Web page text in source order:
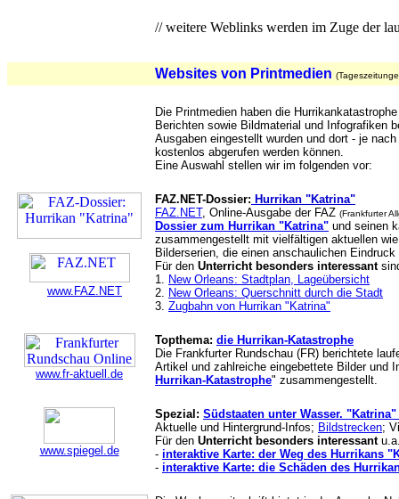
// weitere Weblinks werden im Zuge der
Websites von Printmedien
Die Printmedien haben die
Berichten sowie Bildmaterial und Infografiken
Ausgaben eingestellt wurden und dort - je
kostenlos abgerufen werden können.
Eine Auswahl stellen wir im folgenden vor:
www.FAZ.NET
FAZ.NET-Dossier: Hurrikan "Katrina"
FAZ.NET, Online-Ausgabe der FAZ (Frankfurter
Dossier zum Hurrikan "Katrina" und seinen
zusammengestellt mit vielfältigen aktuellen
Bilderserien, die einen anschaulichen
Für den Unterricht besonders interessant
1. New Orleans: Stadtplan, Lageübersicht
2. New Orleans: Querschnitt durch die Stadt
3. Zugbahn von Hurrikan "Katrina"
www.fr-aktuell.de
Topthema: die Hurrikan-Katastrophe
Die Frankfurter Rundschau (FR) berichtete
Artikel und zahlreiche eingebettete Bilder und
Hurrikan-Katastrophe" zusammengestellt.
www.spiegel.de
Spezial: Südstaaten unter Wasser.
Aktuelle und Hintergrund-Infos; Bildstrecken;
Für den Unterricht besonders interessant
- interaktive Karte: der Weg des Hurrikans
- interaktive Karte: die Schäden des